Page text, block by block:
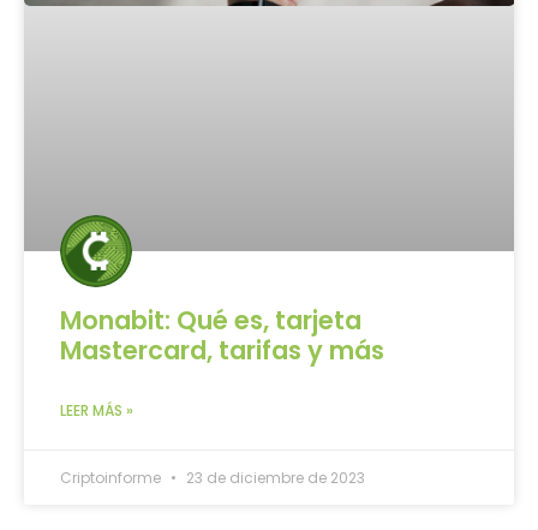
Monabit: Qué es, tarjeta
Mastercard, tarifas y más
LEER MÁS »
Criptoinforme 23 de diciembre de 2023